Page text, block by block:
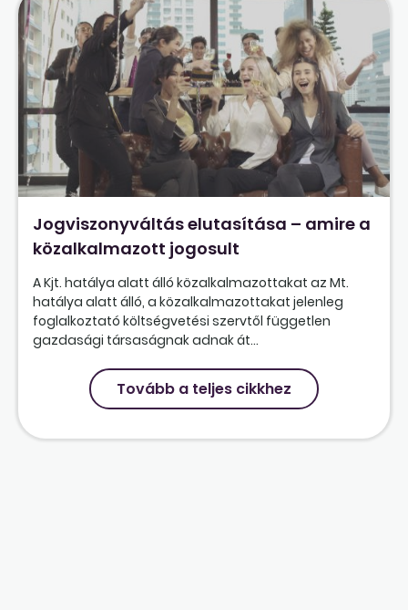
Jogviszonyváltás elutasítása – amire a
közalkalmazott jogosult
A Kjt. hatálya alatt álló közalkalmazottakat az Mt.
hatálya alatt álló, a közalkalmazottakat jelenleg
foglalkoztató költségvetési szervtől független
gazdasági társaságnak adnak át...
Tovább a teljes cikkhez